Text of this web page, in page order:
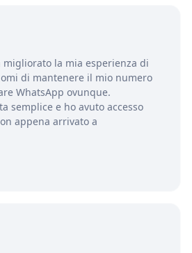
migliorato la mia esperienza di
di mantenere il mio numero
WhatsApp ovunque.
semplice e ho avuto accesso
appena arrivato a